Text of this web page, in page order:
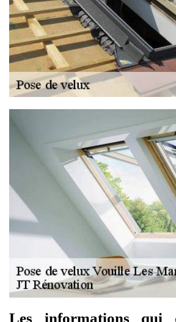
Les informations qui